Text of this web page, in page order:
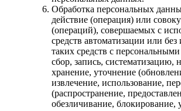
Обработка персональных
действие (операция) или
(операций), совершаемых с
средств автоматизации или без
таких средств с
сбор, запись, систематизацию,
хранение, уточнение
извлечение, использование,
(распространение,
обезличивание, блокирование,